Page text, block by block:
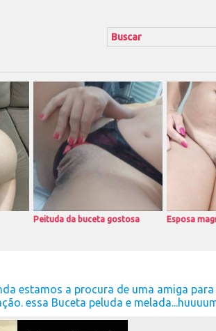
Peituda da buceta gostosa Esposa
estamos a procura de uma amiga para
essa Buceta peluda e